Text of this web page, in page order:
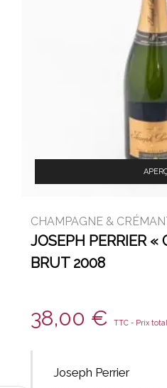
CHAMPAGNE &
JOSEPH PERRIER «
BRUT 2008
38,00 € TTC - Prix
Joseph Perrier